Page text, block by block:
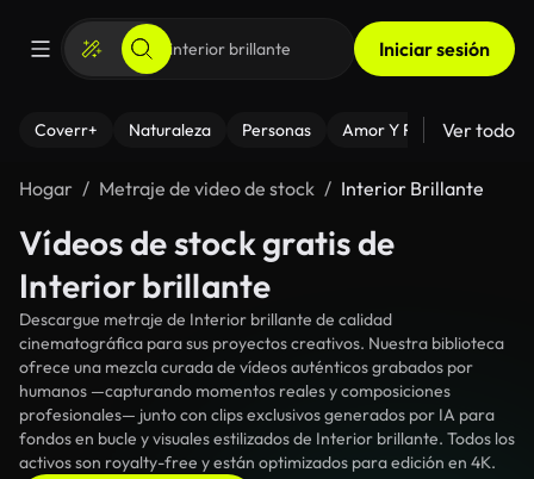
Iniciar sesión
Coverr+ Naturaleza Personas Amor Y Relaciones
Ver todo
Hogar Metraje de video de stock Interior Brillante
Vídeos de stock gratis de
Interior brillante
Descargue metraje de Interior brillante de calidad
cinematográfica para sus proyectos creativos. Nuestra biblioteca
ofrece una mezcla curada de vídeos auténticos grabados por
humanos —capturando momentos reales y composiciones
profesionales— junto con clips exclusivos generados por IA para
fondos en bucle y visuales estilizados de Interior brillante. Todos los
activos son royalty-free y están optimizados para edición en 4K.